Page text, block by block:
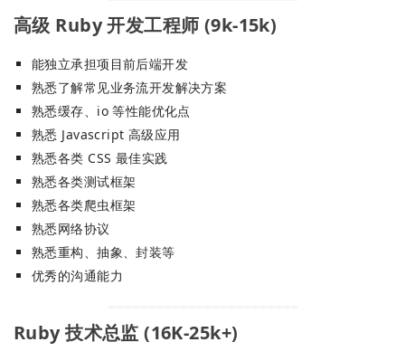
高级 Ruby 开发工程师 (9k-15k)
能独立承担项目前后端开发
熟悉了解常见业务流开发解决方案
熟悉缓存、io 等性能优化点
熟悉 Javascript 高级应用
熟悉各类 CSS 最佳实践
熟悉各类测试框架
熟悉各类爬虫框架
熟悉网络协议
熟悉重构、抽象、封装等
优秀的沟通能力
Ruby 技术总监 (16K-25k+)